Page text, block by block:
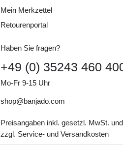
Mein Merkzettel
Retourenportal
Haben Sie fragen?
+49 (0) 35243 460
Mo-Fr 9-15 Uhr
shop@banjado.com
Preisangaben inkl. gesetzl. MwSt. und
zzgl. Service- und Versandkosten